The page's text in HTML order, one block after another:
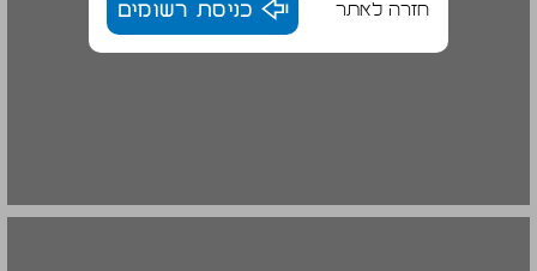
חזרה לאתר כניסת רשומים
3. מספור הקונטרסים ... 19